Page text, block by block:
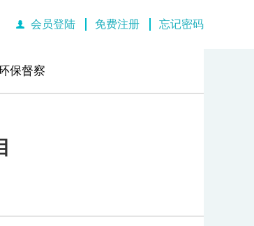
会员登陆 免费注册 忘记密码
保督察